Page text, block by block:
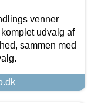
venner
udvalg af
sammen med